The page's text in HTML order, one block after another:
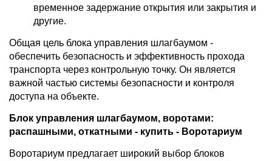
временное задержание открытия или закрытия и
другие.
Общая цель блока управления шлагбаумом -
обеспечить безопасность и эффективность прохода
транспорта через контрольную точку. Он является
важной частью системы безопасности и контроля
доступа на объекте.
Блок управления шлагбаумом, воротами:
распашными, откатными - купить - Воротариум
Воротариум предлагает широкий выбор блоков